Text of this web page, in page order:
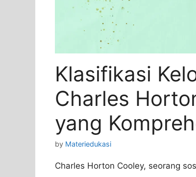
Klasifikasi
Charles
yang
by Materiedukasi
Charles Horton Cooley, seorang